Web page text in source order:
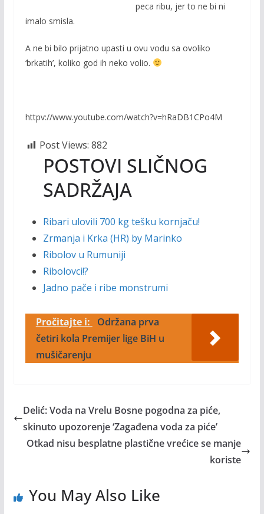
k
peca ribu, jer to ne bi ni
imalo smisla.
A ne bi bilo prijatno upasti u ovu vodu sa ovoliko
‘brkatih’, koliko god ih neko volio.
httpv://www.youtube.com/watch?v=hRaDB1CPo4M
Post Views: 882
POSTOVI SLIČNOG
SADRŽAJA
Ribari ulovili 700 kg tešku kornjaču!
Zrmanja i Krka (HR) by Marinko
Ribolov u Rumuniji
Ribolovci!?
Jadno pače i ribe monstrumi
Pročitajte i:
Održana prva
četiri kola Premijer lige BiH u
mušičarenju
Delić: Voda na Vrelu Bosne pogodna za piće,
skinuto upozorenje ‘Zagađena voda za piće’
Otkad nisu besplatne plastične vrećice se manje
koriste
You May Also Like